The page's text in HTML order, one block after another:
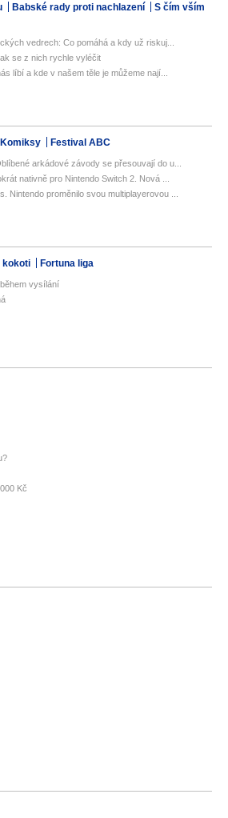
Babské rady proti nachlazení
S čím vším
vedrech: Co pomáhá a kdy už riskuj...
se z nich rychle vyléčit
líbí a kde v našem těle je můžeme nají...
Komiksy Festival ABC
arkádové závody se přesouvají do u...
nativně pro Nintendo Switch 2. Nová ...
Nintendo proměnilo svou multiplayerovou ...
kokoti Fortuna liga
vysílání
Kč